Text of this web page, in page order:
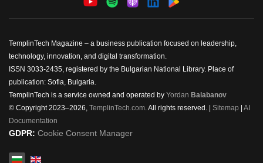
TemplinTech Magazine – a business publication focused on leadership,
technology, innovation, and digital transformation.
ISSN 3033-2435, registered by the Bulgarian National Library. Place of
publication: Sofia, Bulgaria.
TemplinTech is a service owned and operated by Yordan Balabanov
© Copyright 2023–2026, TemplinTech.com. All rights reserved. | Sitemap
AI
Documentation
GDPR: Cookie Consent Manager
Изберете език